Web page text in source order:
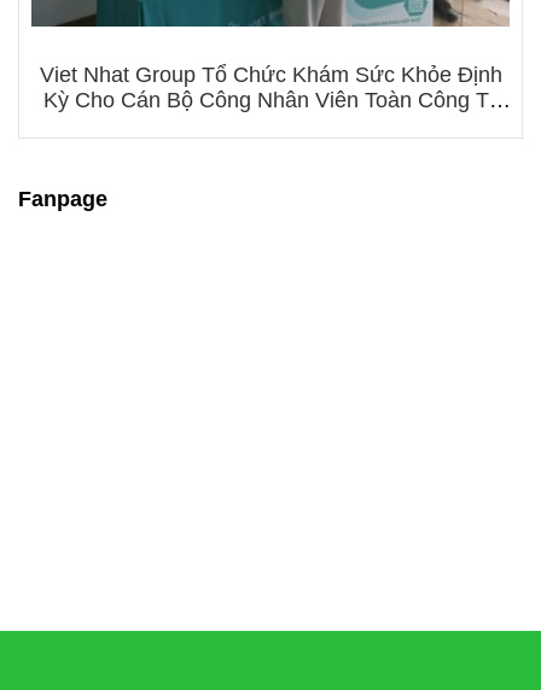
Viet Nhat Group Tổ Chức Khám Sức Khỏe Định
Kỳ Cho Cán Bộ Công Nhân Viên Toàn Công Ty
Fanpage